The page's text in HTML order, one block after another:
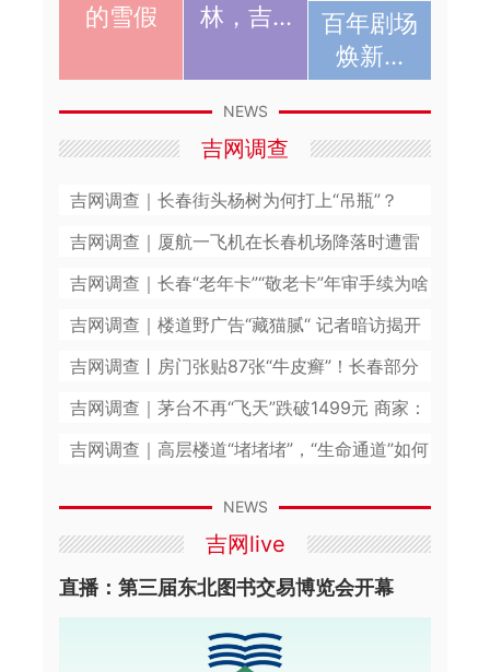
吉地振兴·沃土向新｜舒兰深耕优质稻米产业
舒兰，满语意为 “果实”，地处北纬 44° 世界黄金水
稻种植带，是国家首批农业可持续发展试验示范
区、重要商品粮基地、全国粮...
英名归山河 无名终有名
77年前，白山松水间走出一群年轻的吉林子弟，他
放屏障，300余名官兵壮烈牺牲，...
中国吉林网 2026-08-06
吉地振兴·沃土向新｜为“镇赉大米”建“数字
的雪假
林，吉...
百年剧场
焕新...
NEWS
吉网调查
吉网调查｜长春街头杨树为何打上“吊瓶”？
吉网调查｜厦航一飞机在长春机场降落时遭雷
击受损？咋回事？
吉网调查｜长春“老年卡”“敬老卡”年审手续为啥
这么繁琐？
吉网调查｜楼道野广告“藏猫腻“ 记者暗访揭开
内幕
吉网调查丨房门张贴87张“牛皮癣”！长春部分
老旧小区“野广告”泛滥
吉网调查｜茅台不再“飞天”跌破1499元 商家：
卖一瓶赔一瓶
吉网调查｜高层楼道“堵堵堵”，“生命通道”如何
NEWS
吉网live
直播：第三届东北图书交易博览会开幕